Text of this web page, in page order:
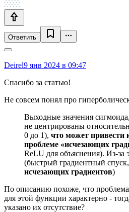
Ответить
Deirel9 янв 2024 в 09:47
Спасибо за статью!
Не совсем понял про
Выходные значения
не центрированы
0 до 1), что может привести
проблеме «исчезающих
ReLU для объяснения). Из-за
(быстрый градиентный спуск,
исчезающих градиентов)
По описанию похоже, что
для этой функции характерно -
указано их отсутствие?